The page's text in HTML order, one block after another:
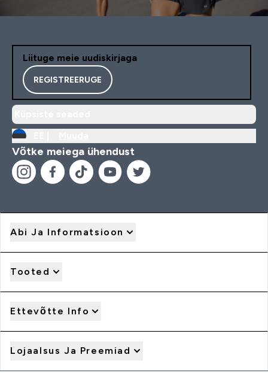
Liituge meie uudiskirjaga
REGISTREERUGE
Võtke meiega ühendust
Abi Ja Informatsioon
Tooted
Ettevõtte Info
Lojaalsus Ja Preemiad